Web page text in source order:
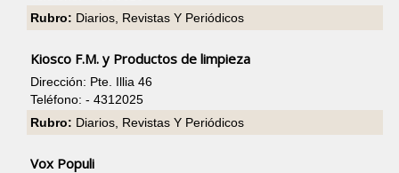
Rubro: Diarios, Revistas Y Periódicos
Kiosco F.M. y Productos de limpieza
Dirección: Pte. Illia 46
Teléfono: - 4312025
Rubro: Diarios, Revistas Y Periódicos
Vox Populi